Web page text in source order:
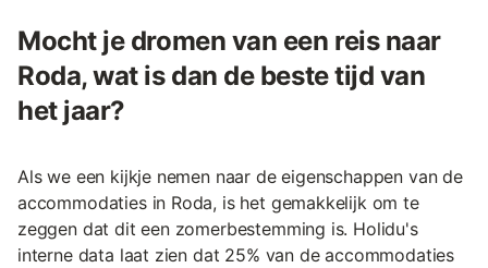
Mocht je dromen van een reis naar
Roda, wat is dan de beste tijd van
het jaar?
Als we een kijkje nemen naar de eigenschappen van de
accommodaties in Roda, is het gemakkelijk om te
zeggen dat dit een zomerbestemming is. Holidu's
interne data laat zien dat 25% van de accommodaties